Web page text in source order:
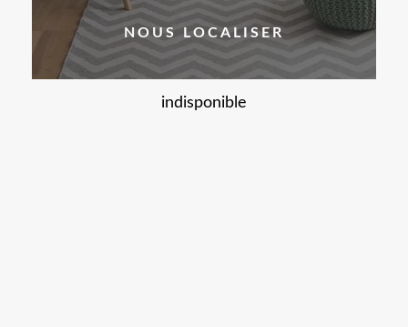
NOUS LOCALISER
indisponible